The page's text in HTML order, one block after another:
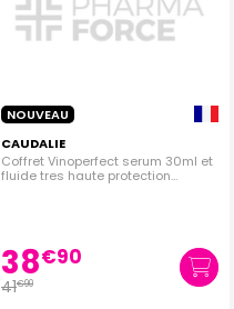
NOUVEAU
CAUDALIE
Coffret Vinoperfect serum 30ml et
fluide tres haute protection
38€90
41€90